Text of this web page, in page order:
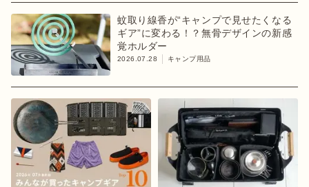
蚊取り線香が“キャンプで見せたくなる
ギア”に変わる！？無骨デザインの新感
覚ホルダー
2026.07.28 キャンプ用品